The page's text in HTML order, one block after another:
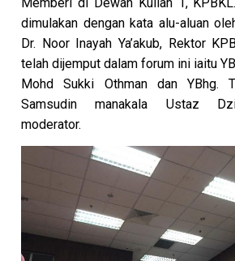
dimulakan dengan kata alu-aluan
Dr. Noor Inayah Ya’akub, Rektor
telah dijemput dalam forum ini iaitu
Mohd Sukki Othman dan YBhg.
Samsudin manakala Ustaz
moderator.